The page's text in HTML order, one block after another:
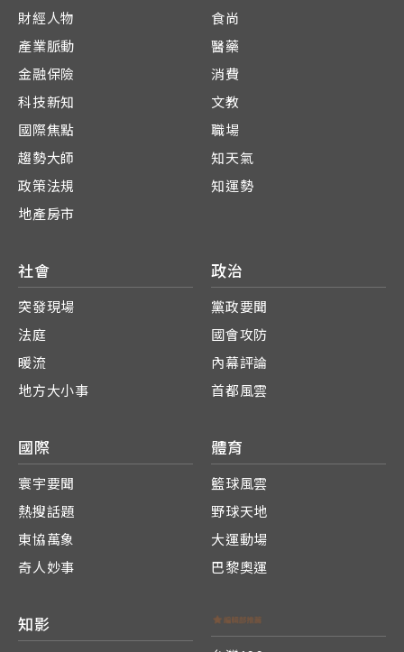
財經人物
產業脈動
金融保險
科技新知
國際焦點
趨勢大師
政策法規
地產房市
食尚
醫藥
消費
文教
職場
知天氣
知運勢
社會
突發現場
法庭
暖流
地方大小事
政治
黨政要聞
國會攻防
內幕評論
首都風雲
國際
寰宇要聞
熱搜話題
東協萬象
奇人妙事
體育
籃球風雲
野球天地
大運動場
巴黎奧運
知影